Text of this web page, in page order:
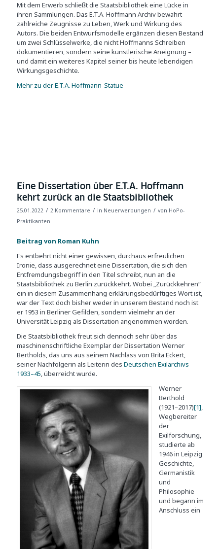
Mit dem Erwerb schließt die Staatsbibliothek eine Lücke in
ihren Sammlungen. Das E.T.A. Hoffmann Archiv bewahrt
zahlreiche Zeugnisse zu Leben, Werk und Wirkung des
Autors. Die beiden Entwurfsmodelle ergänzen diesen Bestand
um zwei Schlüsselwerke, die nicht Hoffmanns Schreiben
dokumentieren, sondern seine künstlerische Aneignung –
und damit ein weiteres Kapitel seiner bis heute lebendigen
Wirkungsgeschichte.
Mehr zu der E.T.A. Hoffmann-Statue
Eine Dissertation über E.T.A. Hoffmann
kehrt zurück an die Staatsbibliothek
25.01.2022 / 2 Kommentare / in Neuerwerbungen / von HoPo-
Praktikanten
Beitrag von Roman Kuhn
Es entbehrt nicht einer gewissen, durchaus erfreulichen
Ironie, dass ausgerechnet eine Dissertation, die sich den
Entfremdungsbegriff in den Titel schreibt, nun an die
Staatsbibliothek zu Berlin zurückkehrt. Wobei „Zurückkehren“
ein in diesem Zusammenhang erklärungsbedürftiges Wort ist,
war der Text doch bisher weder in unserem Bestand noch ist
er 1953 in Berliner Gefilden, sondern vielmehr an der
Universität Leipzig als Dissertation angenommen worden.
Die Staatsbibliothek freut sich dennoch sehr über das
maschinenschriftliche Exemplar der Dissertation Werner
Bertholds, das uns aus seinem Nachlass von Brita Eckert,
seiner Nachfolgerin als Leiterin des Deutschen Exilarchivs
1933–45, überreicht wurde.
Werner
Berthold
(1921–2017)[1],
Wegbereiter
der
Exilforschung,
studierte ab
1946 in Leipzig
Geschichte,
Germanistik
und
Philosophie
und begann im
Anschluss ein